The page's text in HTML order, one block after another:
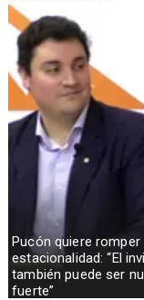
Pucón quiere romper
estacionalidad: “El
también puede ser
fuerte”